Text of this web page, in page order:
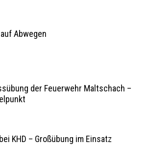
Abwegen
der Feuerwehr Maltschach –
KHD – Großübung im Einsatz